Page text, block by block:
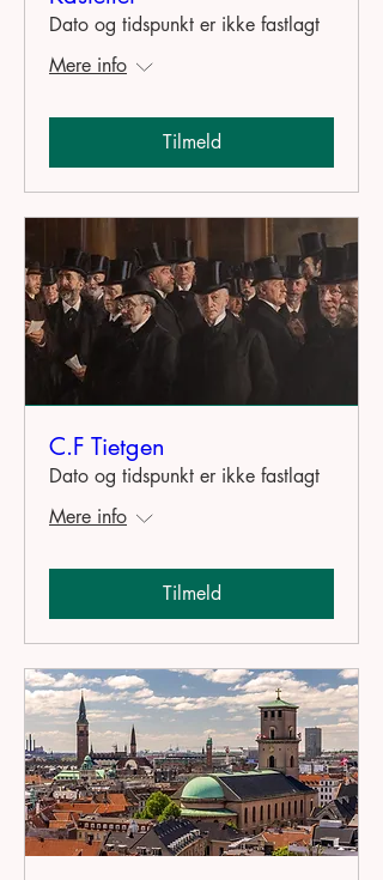
Dato og tidspunkt er ikke fastlagt
Mere info
Tilmeld
C.F Tietgen
Dato og tidspunkt er ikke fastlagt
Mere info
Tilmeld